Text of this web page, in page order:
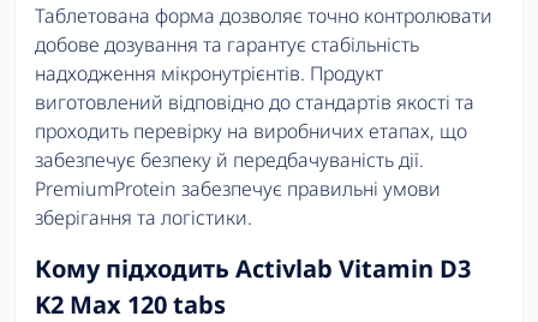
Таблетована форма дозволяє точно контролювати
добове дозування та гарантує стабільність
надходження мікронутрієнтів. Продукт
виготовлений відповідно до стандартів якості та
проходить перевірку на виробничих етапах, що
забезпечує безпеку й передбачуваність дії.
PremiumProtein забезпечує правильні умови
зберігання та логістики.
Кому підходить Activlab Vitamin D3
K2 Max 120 tabs